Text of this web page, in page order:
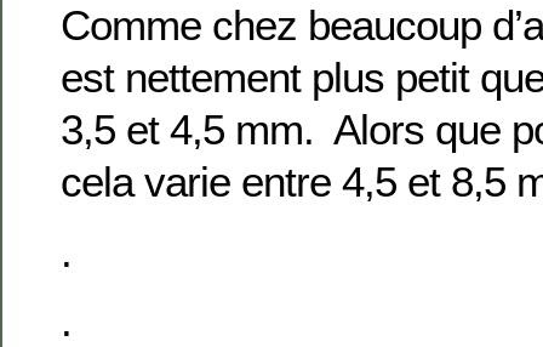
Comme chez beaucoup
est nettement plus petit
3,5 et 4,5 mm. Alors que
cela varie entre 4,5 et 8,5
.
.